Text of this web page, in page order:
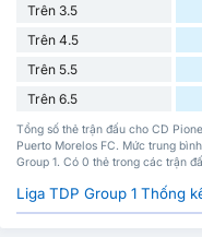
Trên 3.5
Trên 4.5
Trên 5.5
Trên 6.5
Tổng số thẻ trận đấu cho CD
Puerto Morelos FC. Mức trung
Group 1. Có 0 thẻ trong các trận
Liga TDP Group 1 Thống